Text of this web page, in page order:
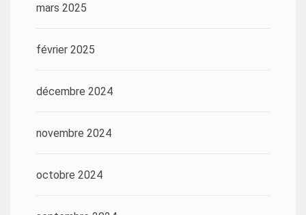
mars 2025
février 2025
décembre 2024
novembre 2024
octobre 2024